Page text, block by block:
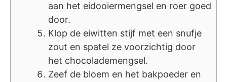
aan het eidooiermengsel en roer goed
door.
Klop de eiwitten stijf met een snufje
zout en spatel ze voorzichtig door
het chocolademengsel.
Zeef de bloem en het bakpoeder en